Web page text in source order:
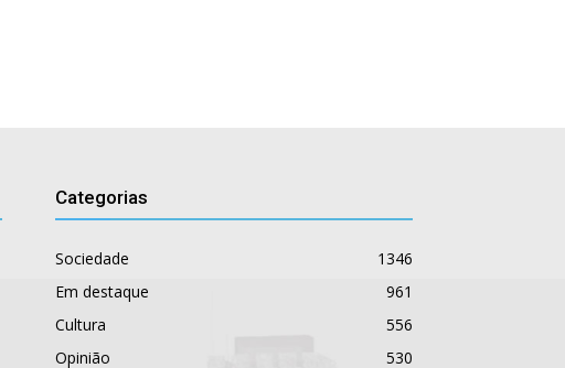
Categorias
Sociedade
1346
Em destaque
961
Cultura
556
Opinião
530